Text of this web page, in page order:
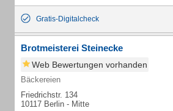
Gratis-Digitalcheck
Brotmeisterei Steinecke
Web Bewertungen vorhanden
Bäckereien
Friedrichstr. 134
10117 Berlin - Mitte